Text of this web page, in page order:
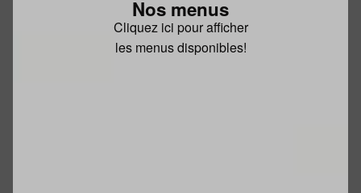
Nos menus
Cliquez ici pour afficher
les menus disponibles!